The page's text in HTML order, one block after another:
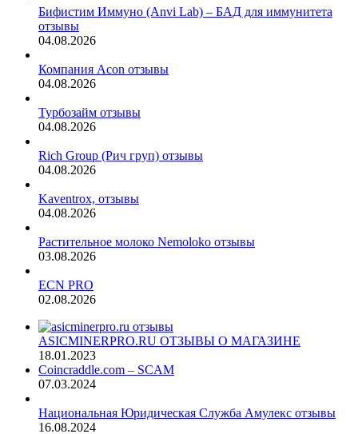
Бифистим Иммуно (Anvi Lab) – БАД для иммунитета
отзывы
04.08.2026
Компания Acon отзывы
04.08.2026
Турбозайм отзывы
04.08.2026
Rich Group (Рич груп) отзывы
04.08.2026
Kaventrox, отзывы
04.08.2026
Растительное молоко Nemoloko отзывы
03.08.2026
ECN PRO
02.08.2026
ASICMINERPRO.RU ОТЗЫВЫ О МАГАЗИНЕ
18.01.2023
Coincraddle.com – SCAM
07.03.2024
Национальная Юридическая Служба Амулекс отзывы
16.08.2024